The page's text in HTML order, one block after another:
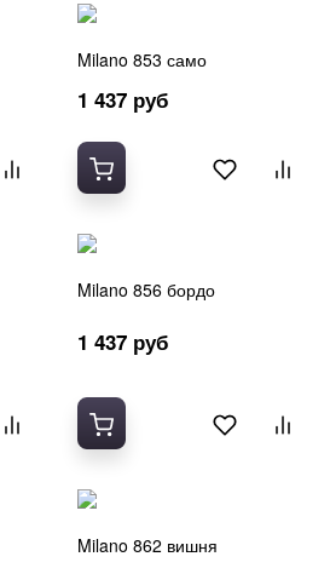
Milano 853 само
1 437 руб
Milano 856 бордо
1 437 руб
Milano 862 вишня